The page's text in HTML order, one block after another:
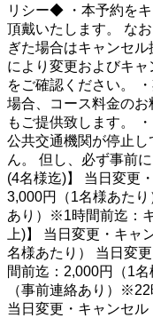
リシー◆ ・本予約を
頂戴いたします。 な
ぎた場合はキャンセ
により変更およびキ
をご確認ください。
場合、コース料金の
もご提供致します。
公共交通機関が停止
ん。 但し、必ず事前
(4名様迄)】 当日変更
3,000円（1名様あた
あり）※1時間前迄：
上)】 当日変更・キャ
名様あたり） 当日変
間前迄：2,000円（1
（事前連絡あり）
当日変更・キャンセ